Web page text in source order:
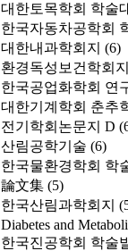
대한토목학회 학술
한국자동차공학회
대한내과학회지 (6)
환경독성보건학회지
한국공업화학회 연
대한기계학회 춘추
전기학회논문지 D
산림공학기술 (6)
한국물환경학회 학
論文集 (5)
한국산림과학회지
Diabetes and
한국진공학회 학술